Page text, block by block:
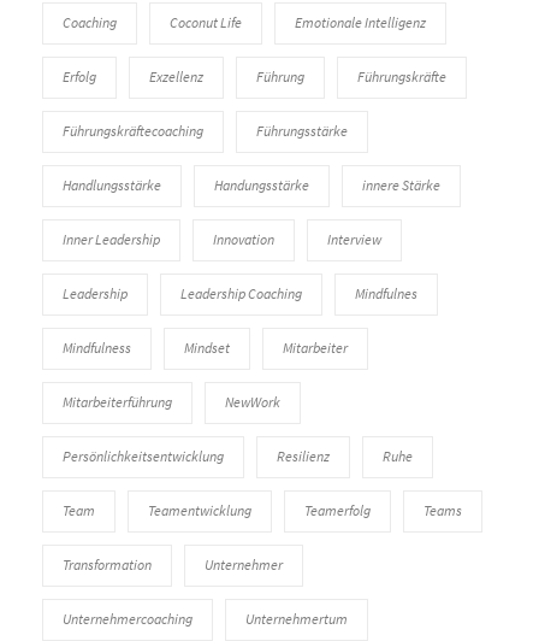
Coaching Coconut Life Emotionale Intelligenz
Erfolg Exzellenz Führung Führungskräfte
Führungskräftecoaching Führungsstärke
Handlungsstärke Handungsstärke innere Stärke
Inner Leadership Innovation Interview
Leadership Leadership Coaching Mindfulnes
Mindfulness Mindset Mitarbeiter
Mitarbeiterführung NewWork
Persönlichkeitsentwicklung Resilienz Ruhe
Team Teamentwicklung Teamerfolg Teams
Transformation Unternehmer
Unternehmercoaching Unternehmertum